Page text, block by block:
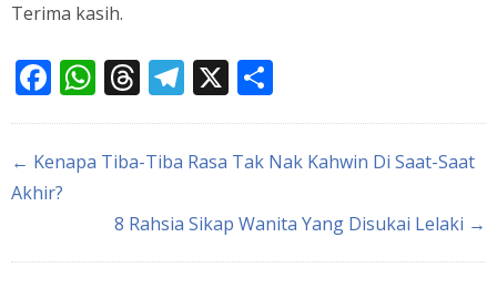
Terima kasih.
Facebook
WhatsApp
Threads
Telegram
X
← Kenapa Tiba-Tiba Rasa Tak Nak Kahwin Di Saat-Saat
Akhir?
8 Rahsia Sikap Wanita Yang Disukai Lelaki →